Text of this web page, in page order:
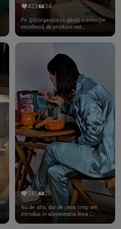
423 34
Pe @biorganica.ro găsiți o selecție
excelentă de produse nat...
245 20
Nu de alta, dar de ceva timp am
introdus in alimentatia mea ...